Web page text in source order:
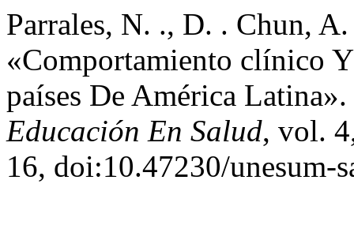
Parrales, N. ., D. . Chun,
«Comportamiento clínico
países De América Latina».
Educación En Salud, vol.
16, doi:10.47230/unesum-